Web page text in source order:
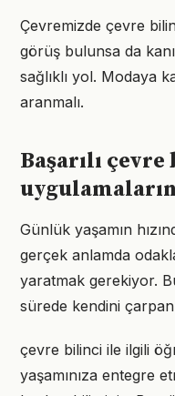
Çevremizde çevre
görüş bulunsa da
sağlıklı yol. Modaya
aranmalı.
Başarılı
Günlük yaşamın
gerçek anlamda
yaratmak gerekiyor.
sürede kendini
çevre bilinci ile ilgili
yaşamınıza entegre